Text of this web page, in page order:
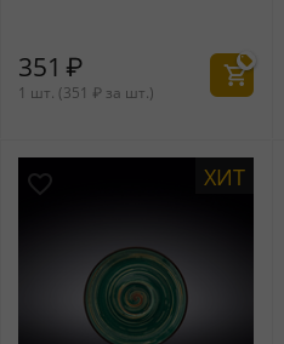
351 ₽
1 шт. (351 ₽ за шт.)
ХИТ